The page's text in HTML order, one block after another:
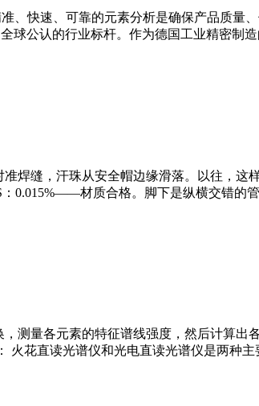
、快速、可靠的元素分析是确保产品质量
球公认的行业标杆。作为德国工业精密制
焊缝，汗珠从安全帽边缘滑落。以往，这
0.015%——材质合格。脚下是纵横交错的管
测量各元素的特征谱线强度，然后计算出
花直读光谱仪和光电直读光谱仪是两种